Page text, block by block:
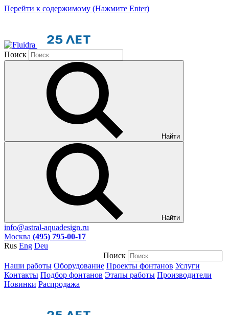
Перейти к содержимому (Нажмите Enter)
Поиск
Найти
Найти
info@astral-aquadesign.ru
Москва (495) 795-00-17
Rus Eng Deu
Поиск
Наши работы Оборудование Проекты фонтанов Услуги
Контакты Подбор фонтанов Этапы работы Производители
Новинки Распродажа